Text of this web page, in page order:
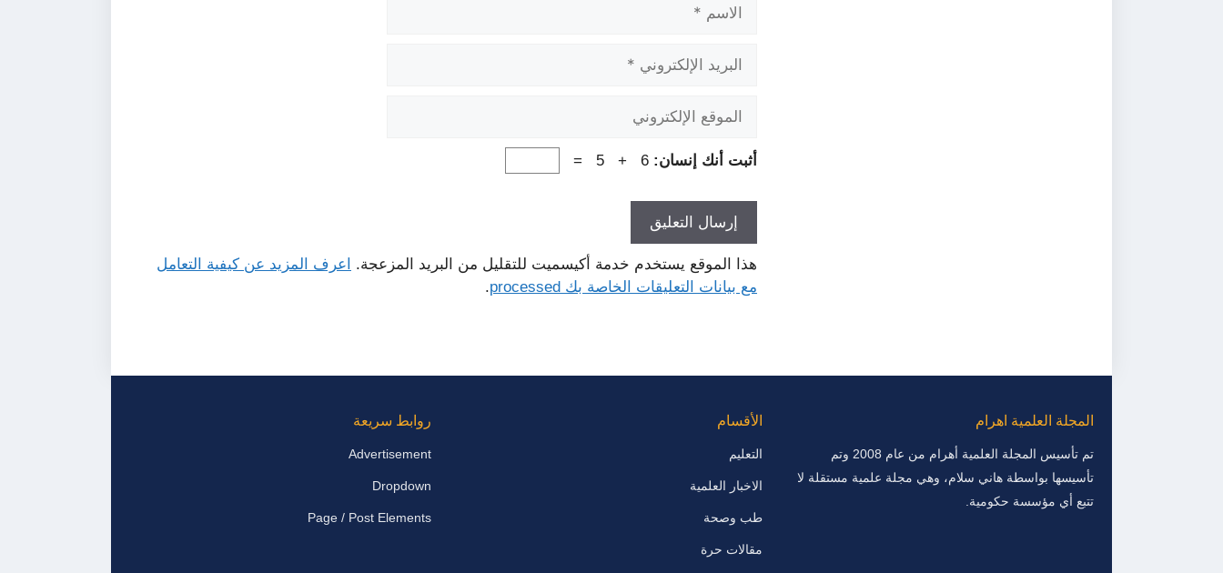
الإلكتروني
الإلكتروني
أثبت أنك إنسان: 6 + 5 =
هذا الموقع يستخدم خدمة أكيسميت للتقليل من البريد المزعجة.
اعرف المزيد عن كيفية التعامل
مع بيانات التعليقات الخاصة بك processed
.
المجلة العلمية اهرام
تم تأسيس المجلة العلمية أهرام من عام 2008 وتم
تأسيسها بواسطة هاني سلام، وهي مجلة علمية مستقلة لا
تتبع أي مؤسسة حكومية.
الأقسام
التعليم
الاخبار العلمية
طب وصحة
مقالات حرة
روابط سريعة
Advertisement
Dropdown
Page / Post Elements